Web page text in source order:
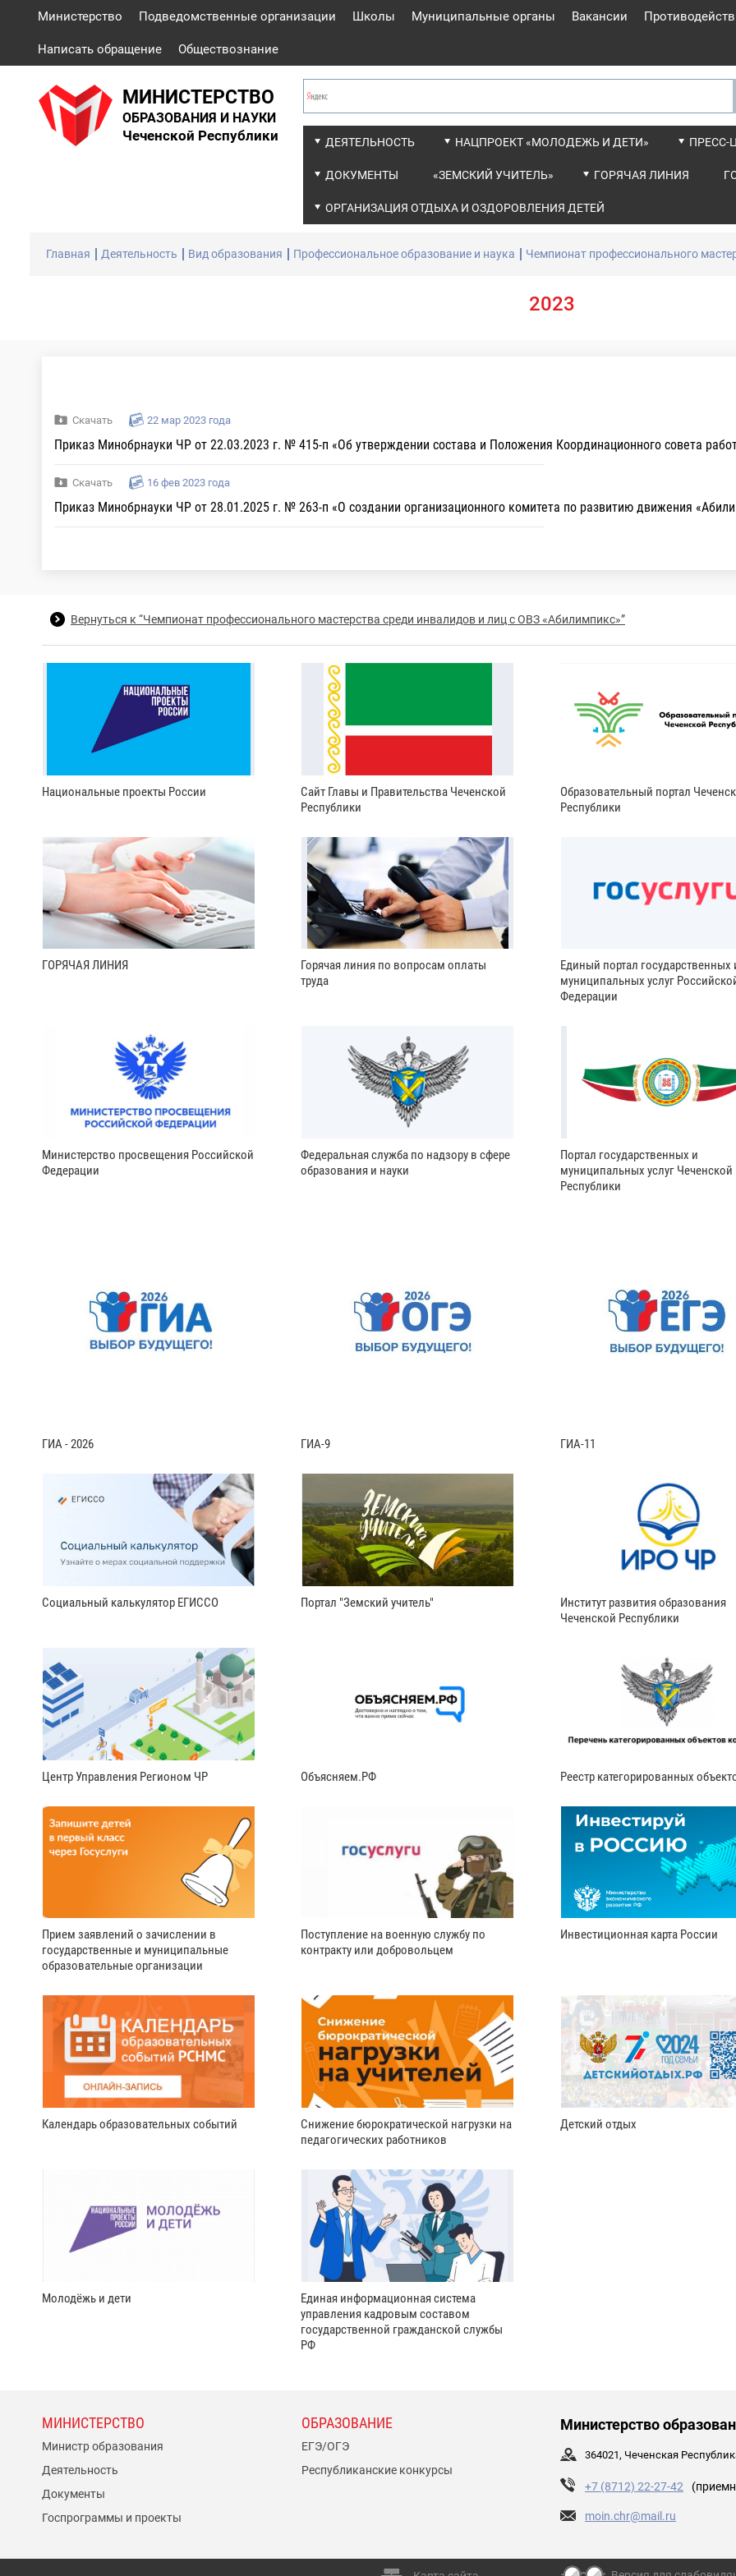
Министерство Подведомственные организации Школы Муниципальные органы Вакансии
Написать обращение Обществознание
МИНИСТЕРСТВО
ОБРАЗОВАНИЯ И НАУКИ
Чеченской Республики ДЕЯТЕЛЬНОСТЬ НАЦПРОЕКТ «МОЛОДЕЖЬ И ДЕТИ» ПРЕСС-
ДОКУМЕНТЫ «ЗЕМСКИЙ УЧИТЕЛЬ» ГОРЯЧАЯ ЛИНИЯ
ОРГАНИЗАЦИЯ ОТДЫХА И ОЗДОРОВЛЕНИЯ ДЕТЕЙ
Главная Деятельность Вид образования Профессиональное образование и наука Чемпионат профессионального
2023
Скачать 22 мар 2023 года
Приказ Минобрнауки ЧР от 22.03.2023 г. № 415-п «Об утверждении состава и Положения Координационного совета
Скачать 16 фев 2023 года
Приказ Минобрнауки ЧР от 28.01.2025 г. № 263-п «О создании организационного комитета по развитию движения
Вернуться к “Чемпионат профессионального мастерства среди инвалидов и лиц с ОВЗ «Абилимпикс»”
Национальные проекты России
Сайт Главы и Правительства Чеченской
Республики
Образовательный портал
Республики
ГОРЯЧАЯ ЛИНИЯ
Горячая линия по вопросам оплаты
труда
Единый портал государственных
муниципальных услуг
Федерации
Министерство просвещения Российской
Федерации
Федеральная служба по надзору в сфере
образования и науки
Портал государственных и
муниципальных услуг Чеченской
Республики
ГИА - 2026 ГИА-9 ГИА-11
Социальный калькулятор ЕГИССО Портал "Земский учитель"
Институт развития образования
Чеченской Республики
Центр Управления Регионом ЧР Объясняем.РФ Реестр категорированных
Прием заявлений о зачислении в
государственные и муниципальные
образовательные организации
Поступление на военную службу по
контракту или добровольцем
Инвестиционная карта России
Календарь образовательных событий
Снижение бюрократической нагрузки на
педагогических работников
Детский отдых
Молодёжь и дети
Единая информационная система
управления кадровым составом
государственной гражданской службы
РФ
МИНИСТЕРСТВО
Министр образования
Деятельность
Документы
Госпрограммы и проекты
ОБРАЗОВАНИЕ
ЕГЭ/ОГЭ
Республиканские конкурсы
Министерство
364021, Чеченская
+7 (8712) 22-27-42
moin.chr@mail.ru